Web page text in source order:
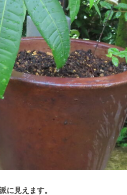
に見えます。